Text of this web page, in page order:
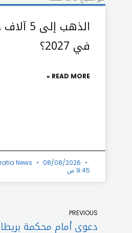
الذهب إلى
في 2027؟
READ MORE »
News
08/08/2026
9:45 ص
PREVIOUS
دعوى أمام محكمة